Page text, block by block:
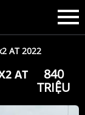
AT 2022
AT
840
TRIỆU